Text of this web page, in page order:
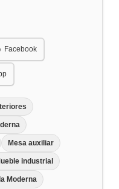
Facebook
Mesa auxiliar
industrial
Moderna